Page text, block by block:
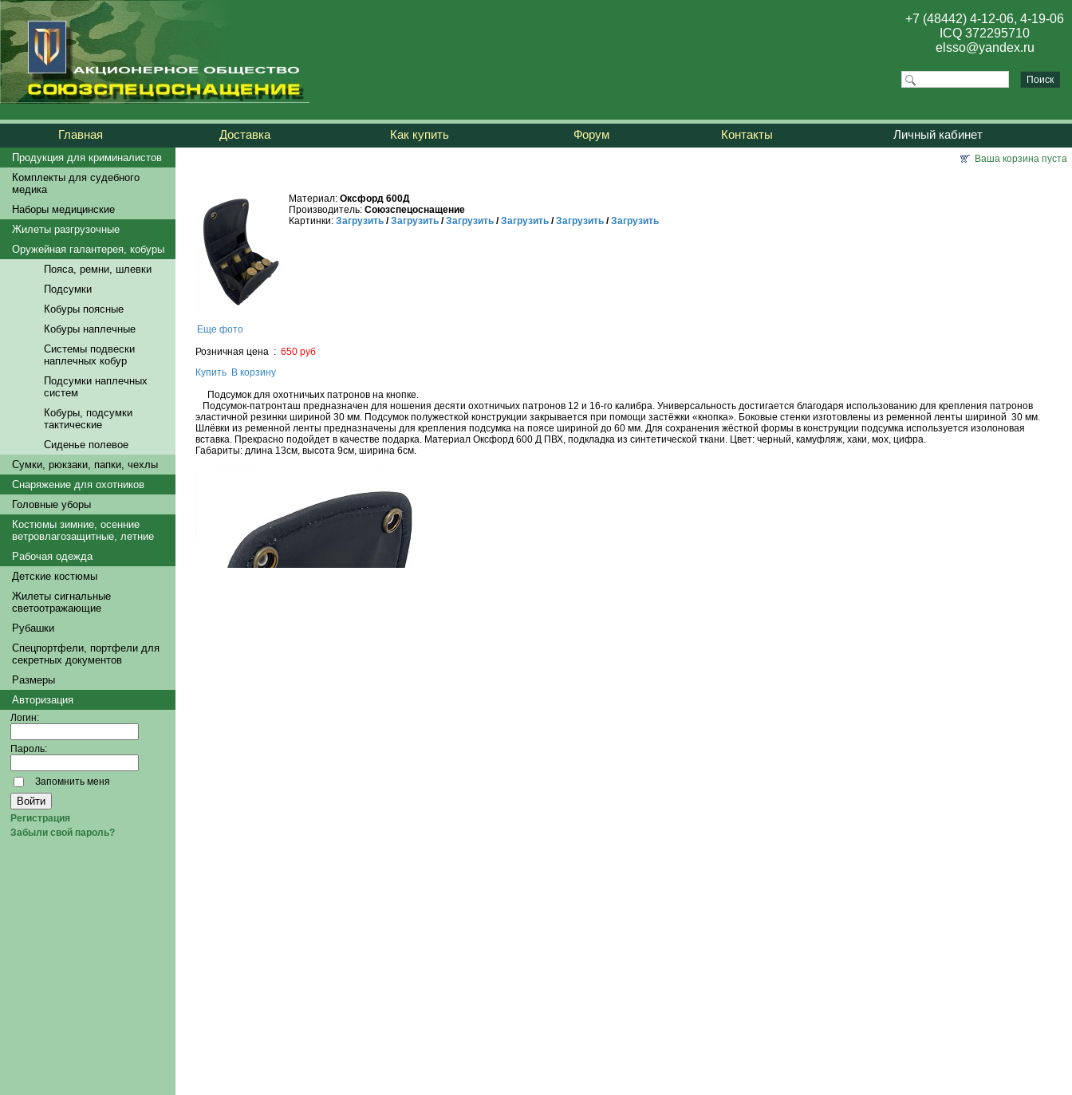
+7 (48442) 4-12-06, 4-19-06
ICQ 372295710
elsso@yandex.ru
Главная Доставка Как купить Форум Контакты Личный кабинет
Ваша корзина пуста
Продукция для криминалистов
Комплекты для судебного
медика
Наборы медицинские
Жилеты разгрузочные
Оружейная галантерея, кобуры
Пояса, ремни, шлевки
Подсумки
Кобуры поясные
Кобуры наплечные
Системы подвески
наплечных кобур
Подсумки наплечных
систем
Кобуры, подсумки
тактические
Сиденье полевое
Сумки, рюкзаки, папки, чехлы
Снаряжение для охотников
Головные уборы
Костюмы зимние, осенние
ветровлагозащитные, летние
Рабочая одежда
Детские костюмы
Жилеты сигнальные
светоотражающие
Рубашки
Спецпортфели, портфели для
секретных документов
Размеры
Авторизация
Логин:
Пароль:
Запомнить меня
Регистрация
Забыли свой пароль?
Еще фото
Материал: Оксфорд 600Д
Производитель: Союзспецоснащение
Картинки: Загрузить /Загрузить /Загрузить /Загрузить /Загрузить /Загрузить
Розничная цена : 650 руб
Купить В корзину
Подсумок для охотничьих патронов на кнопке.
Подсумок-патронташ предназначен для ношения десяти охотничьих патронов 12 и 16-го калибра. Универсальность достигается благодаря использованию для крепления патронов
эластичной резинки шириной 30 мм. Подсумок полужесткой конструкции закрывается при помощи застёжки «кнопка». Боковые стенки изготовлены из ременной ленты шириной 30 мм.
Шлёвки из ременной ленты предназначены для крепления подсумка на поясе шириной до 60 мм. Для сохранения жёсткой формы в конструкции подсумка используется изолоновая
вставка. Прекрасно подойдет в качестве подарка. Материал Оксфорд 600 Д ПВХ, подкладка из синтетической ткани. Цвет: черный, камуфляж, хаки, мох, цифра.
Габариты: длина 13см, высота 9см, ширина 6см.